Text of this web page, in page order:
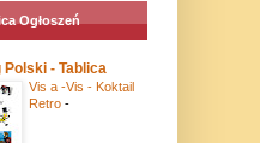
Ogłoszeń
Polski - Tablica
Vis a -Vis - Koktail
Retro -